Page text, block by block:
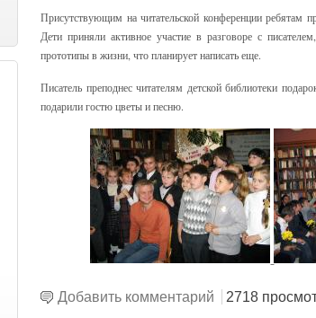
Присутствующим на читательской конференции ребятам
Дети приняли активное участие в разговоре с
прототипы в жизни, что планирует написать еще.
Писатель преподнес читателям детской библиотеки
подарили гостю цветы и песню.
Добавить комментарий 2718